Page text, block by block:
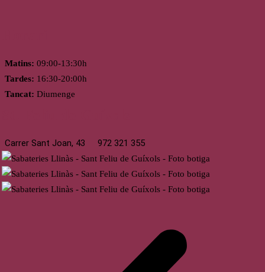
Matins: 09:00-13:30h
Tardes: 16:30-20:00h
Tancat: Diumenge
Carrer Sant Joan, 43 972 321 355